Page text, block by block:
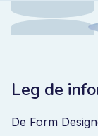
Leg de
De Form